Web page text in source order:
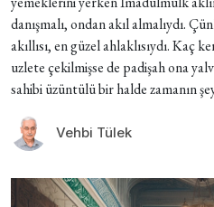
danışmalı, ondan akıl almalıydı.
akıllısı, en güzel ahlaklısıydı. Kaç
uzlete çekilmişse de padişah ona
sahibi üzüntülü bir halde zamanın
Vehbi Tülek